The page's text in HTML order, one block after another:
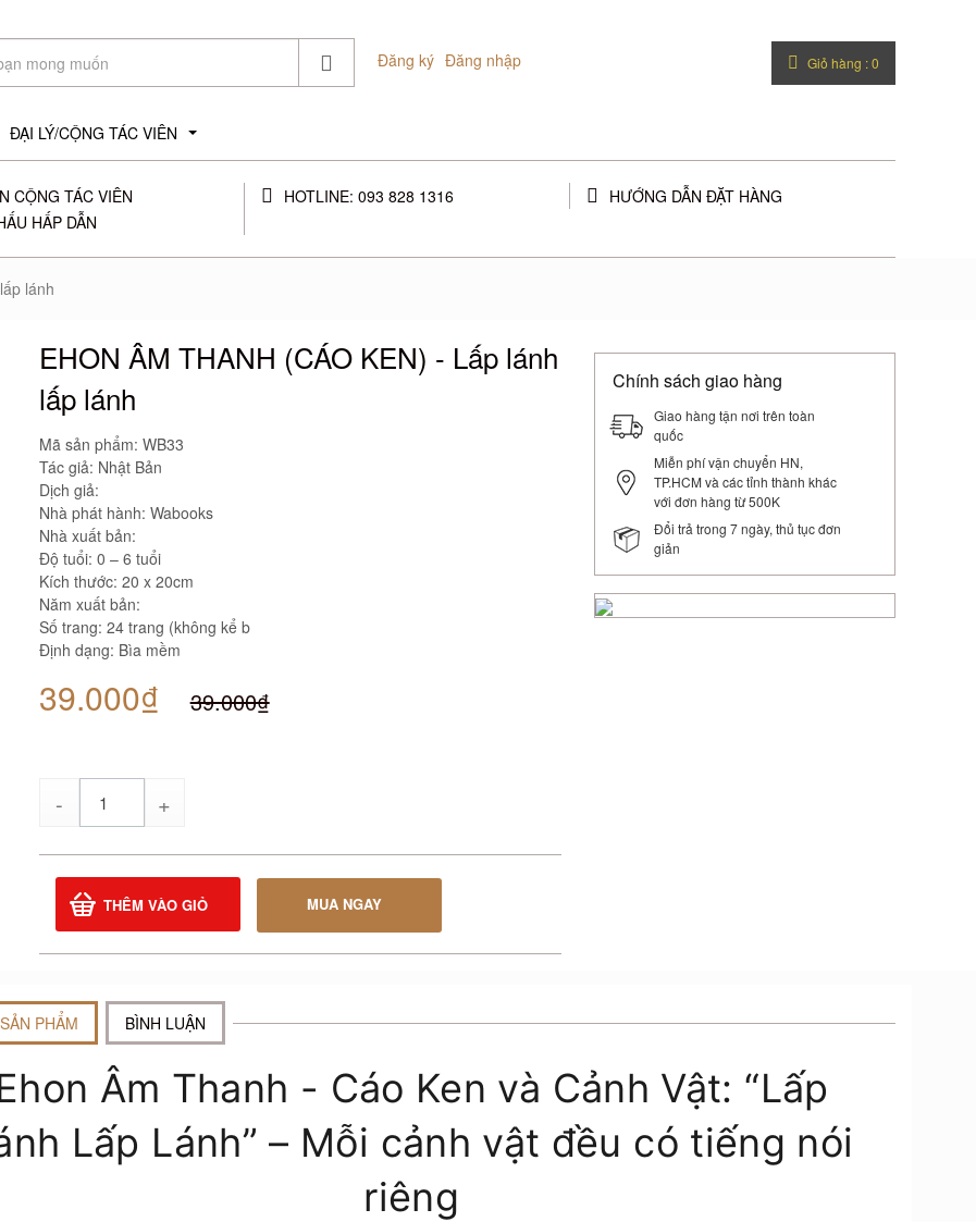
Đăng ký Đăng nhập Giỏ hàng :0
ĐẠI LÝ/CỘNG TÁC VIÊN
CỘNG TÁC VIÊN
HẤP DẪN
HOTLINE: 093 828 1316 HƯỚNG DẪN ĐẶT HÀNG
lánh
EHON ÂM THANH (CÁO KEN) - Lấp lánh
lấp lánh
Mã sản phẩm: WB33
Tác giả: Nhật Bản
Dịch giả:
Nhà phát hành: Wabooks
Nhà xuất bản:
Độ tuổi: 0 – 6 tuổi
Kích thước: 20 x 20cm
Năm xuất bản:
Số trang: 24 trang (không kể b
Định dạng: Bìa mềm
39.000₫ 39.000₫
lượng
THÊM VÀO GIỎ MUA NGAY
Chính sách giao hàng
Giao hàng tận nơi trên toàn
quốc
Miễn phí vận chuyển HN,
TP.HCM và các tỉnh thành khác
với đơn hàng từ 500K
Đổi trả trong 7 ngày, thủ tục đơn
giản
PHẨM BÌNH LUẬN
Âm Thanh - Cáo Ken và Cảnh Vật: “Lấp
Lấp Lánh” – Mỗi cảnh vật đều có tiếng nói
riêng